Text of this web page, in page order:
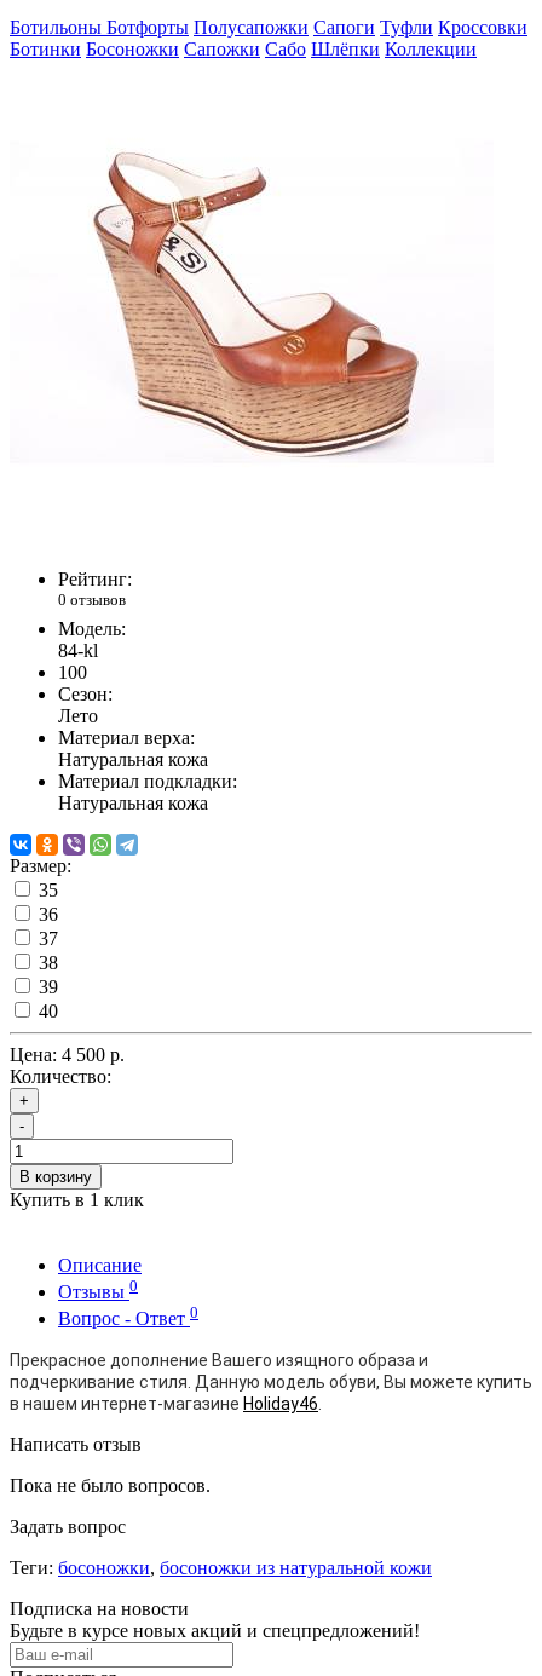
Ботильоны Ботфорты Полусапожки Сапоги Туфли Кроссовки
Ботинки Босоножки Сапожки Сабо Шлёпки Коллекции
Рейтинг:
0 отзывов
Модель:
84-kl
100
Сезон:
Лето
Материал верха:
Натуральная кожа
Материал подкладки:
Натуральная кожа
Размер:
35
36
37
38
39
40
Цена: 4 500 р.
Количество:
+
-
В корзину
Купить в 1 клик
Описание
Отзывы 0
Вопрос - Ответ 0
Прекрасное дополнение Вашего изящного образа и
подчеркивание стиля. Данную модель обуви, Вы можете купить
в нашем интернет-магазине Holiday46.
Написать отзыв
Пока не было вопросов.
Задать вопрос
Теги: босоножки, босоножки из натуральной кожи
Подписка на новости
Будьте в курсе новых акций и спецпредложений!